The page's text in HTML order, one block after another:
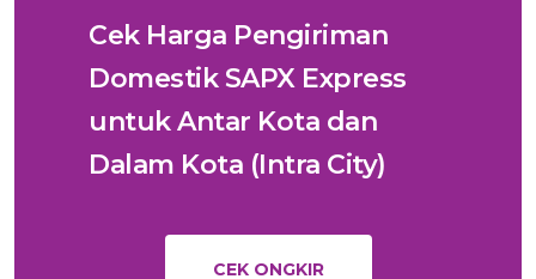
Cek Harga Pengiriman
Domestik SAPX Express
untuk Antar Kota dan
Dalam Kota (Intra City)
CEK ONGKIR